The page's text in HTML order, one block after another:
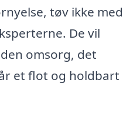
tøv ikke med
De vil
omsorg, det
et flot og holdbart